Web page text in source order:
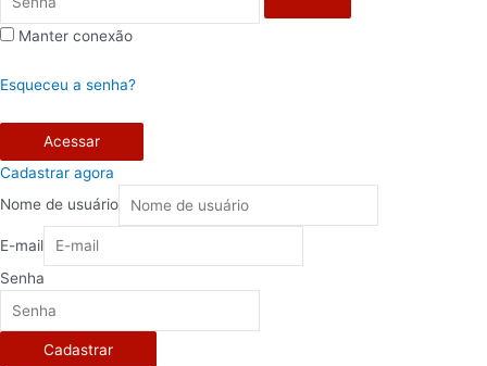
Manter conexão
Esqueceu a senha?
Acessar
Cadastrar agora
Nome de usuário
E-mail
Senha
Cadastrar